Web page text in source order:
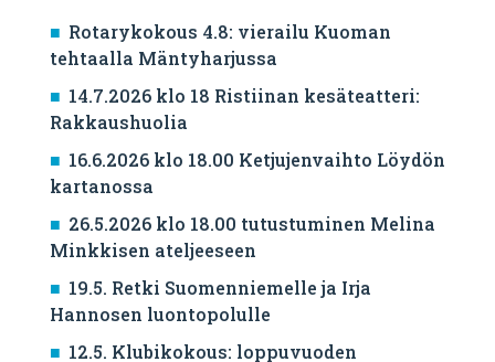
Rotarykokous 4.8: vierailu Kuoman
tehtaalla Mäntyharjussa
14.7.2026 klo 18 Ristiinan kesäteatteri:
Rakkaushuolia
16.6.2026 klo 18.00 Ketjujenvaihto Löydön
kartanossa
26.5.2026 klo 18.00 tutustuminen Melina
Minkkisen ateljeeseen
19.5. Retki Suomenniemelle ja Irja
Hannosen luontopolulle
12.5. Klubikokous: loppuvuoden